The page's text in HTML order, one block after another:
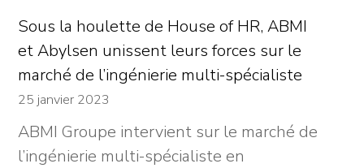
de
notre
activité
Services
Sous la houlette de House of HR, ABMI
et Abylsen unissent leurs forces sur le
marché de l’ingénierie multi-spécialiste
25 janvier 2023
ABMI Groupe intervient sur le marché de
l’ingénierie multi-spécialiste en